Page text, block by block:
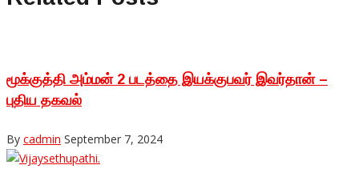
மூக்குத்தி அம்மன் 2 படத்தை இயக்குபவர் இவர்தான் –
புதிய தகவல்
By cadmin September 7, 2024